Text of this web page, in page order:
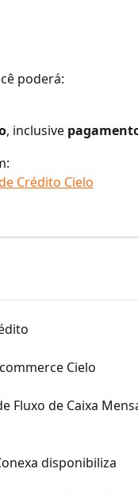
poderá:
, inclusive
Crédito Cielo
Cielo
Fluxo de Caixa
disponibiliza